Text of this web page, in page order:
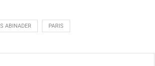
ABINADER PARIS